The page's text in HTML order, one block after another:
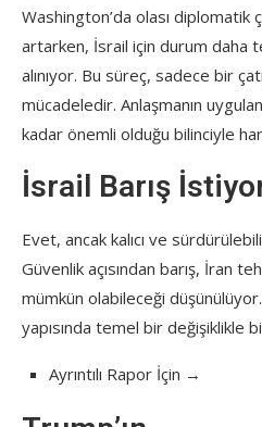
Washington’da olası diplomatik
artarken, İsrail için durum daha
alınıyor. Bu süreç, sadece bir
mücadeledir. Anlaşmanın
kadar önemli olduğu bilinciyle
İsrail Barış
Evet, ancak kalıcı ve
Güvenlik açısından barış, İran
mümkün olabileceği
yapısında temel bir değişiklikle
Ayrıntılı Rapor İçin →